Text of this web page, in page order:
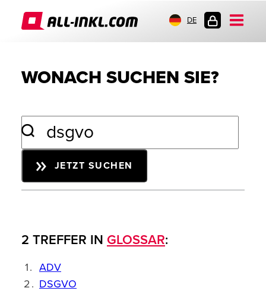
DE
WONACH SUCHEN SIE?
JETZT SUCHEN
2 TREFFER IN GLOSSAR:
ADV
DSGVO